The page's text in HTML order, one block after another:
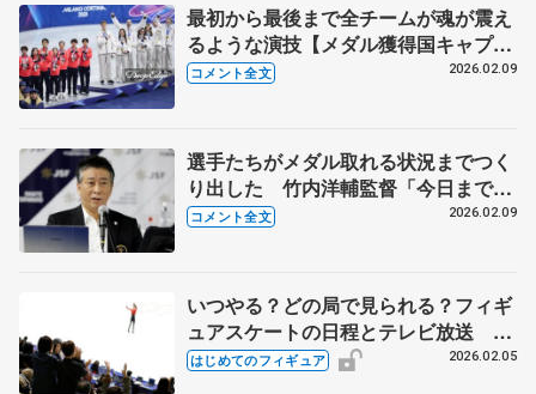
最初から最後まで全チームが魂が震え
るような演技【メダル獲得国キャプテ
ン会見全文】
コメント全文 2026.02.09
選手たちがメダル取れる状況までつく
り出した 竹内洋輔監督「今日までの
全ての演技が誇らしい」 【ミラノ五
コメント全文 2026.02.09
いつやる？どの局で見られる？フィギ
ュアスケートの日程とテレビ放送 ミ
ラノ・コルティナ冬季オリンピック
はじめてのフィギュア 2026.02.05